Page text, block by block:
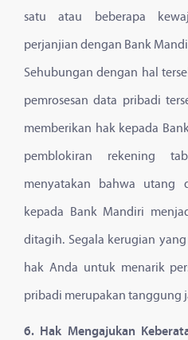
satu atau beberapa
perjanjian dengan Bank
Sehubungan dengan hal
pemrosesan data pribadi
memberikan hak kepada
pemblokiran rekening
menyatakan bahwa utang
kepada Bank Mandiri
ditagih. Segala kerugian
hak Anda untuk menarik
pribadi merupakan tanggung
6. Hak Mengajukan